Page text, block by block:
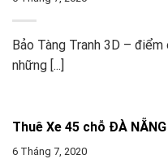
Bảo Tàng Tranh 3D –
những [...]
Thuê Xe 45 chỗ ĐÀ
6 Tháng 7, 2020